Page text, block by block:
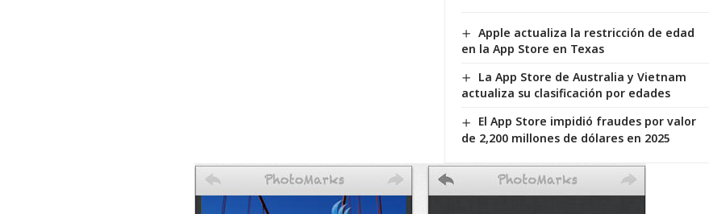
Apple actualiza la restricción de edad
en la App Store en Texas
La App Store de Australia y Vietnam
actualiza su clasificación por edades
El App Store impidió fraudes por valor
de 2,200 millones de dólares en 2025